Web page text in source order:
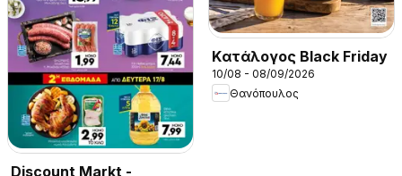
Discount Markt -
Kατάλογος Black Friday
10/08 - 08/09/2026
Θανόπουλος